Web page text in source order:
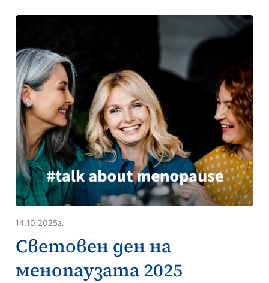
14.10.2025г.
Световен ден на
менопаузата 2025